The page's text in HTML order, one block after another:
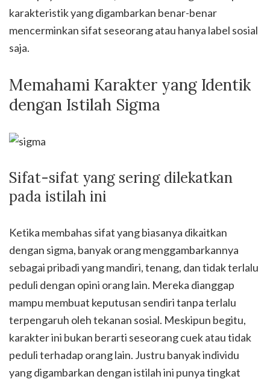
karakteristik yang digambarkan benar-benar
mencerminkan sifat seseorang atau hanya label sosial
saja.
Memahami Karakter yang Identik
dengan Istilah Sigma
Sifat-sifat yang sering dilekatkan
pada istilah ini
Ketika membahas sifat yang biasanya dikaitkan
dengan sigma, banyak orang menggambarkannya
sebagai pribadi yang mandiri, tenang, dan tidak terlalu
peduli dengan opini orang lain. Mereka dianggap
mampu membuat keputusan sendiri tanpa terlalu
terpengaruh oleh tekanan sosial. Meskipun begitu,
karakter ini bukan berarti seseorang cuek atau tidak
peduli terhadap orang lain. Justru banyak individu
yang digambarkan dengan istilah ini punya tingkat